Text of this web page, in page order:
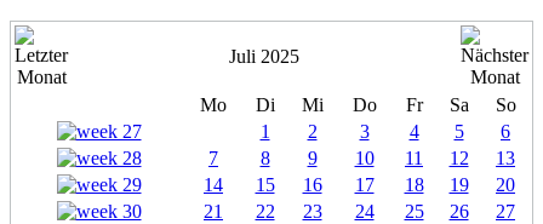
Juli 2025
Mo Di Mi Do Fr Sa
So
1
2 3 4 5
6
7
8 9 10 11 12
13
14
15 16 17 18 19
20
21
22 23 24 25 26
27